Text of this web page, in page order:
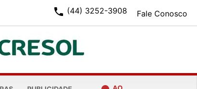
Fale Conosco
phone (44) 3252-3908